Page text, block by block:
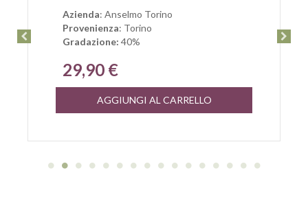
Azienda: Anselmo Torino
Provenienza: Torino
Gradazione: 40%
29,90 €
AGGIUNGI AL CARRELLO